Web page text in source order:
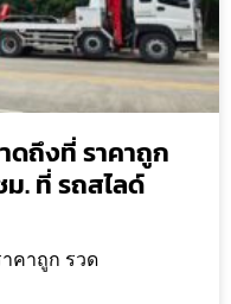
ถึงที่ ราคาถูก
ม. ที่ รถสไลด์
คาถูก รวด